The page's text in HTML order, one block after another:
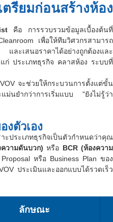
ก่อนสร้างห้อง
คือ การรวบรวมข้อมูลเบื้องต้นที่
เพื่อให้ทีมวิศวกรสามารถ
ละเสนอราคาได้อย่างถูกต้องและ
ก่ ประเภทธุรกิจ คลาสห้อง ระบบที่
จะช่วยให้กระบวนการตั้งแต่ขั้น
ม่นยำกว่าการเริ่มแบบ "ยังไม่รู้ว่า
งตัวเอง
ะประเภทธุรกิจเป็นตัวกำหนดว่าคุณ
วามดันบวก) หรือ BCR (ห้องความ
หรือ Business Plan ของ
ประเมินและออกแบบได้รวดเร็ว
ลักษณะ